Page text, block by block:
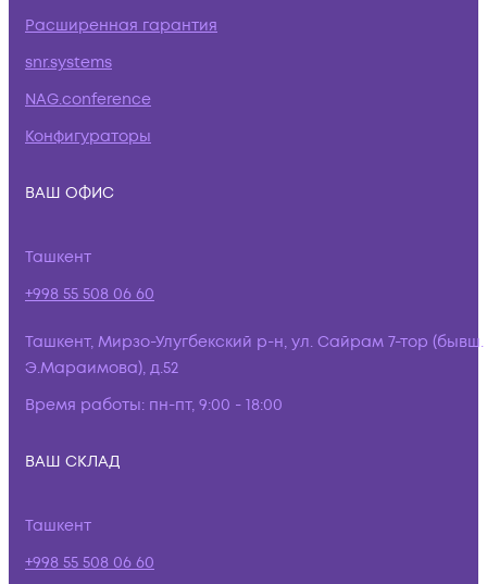
Расширенная гарантия
snr.systems
NAG.conference
Конфигураторы
ВАШ ОФИС
Ташкент
+998 55 508 06 60
Ташкент, Мирзо-Улугбекский р-н, ул. Сайрам 7-тор (бывш.
Э.Мараимова), д.52
Время работы: пн-пт, 9:00 - 18:00
ВАШ СКЛАД
Ташкент
+998 55 508 06 60